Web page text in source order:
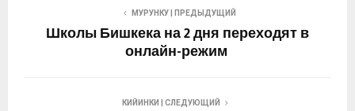
МУРУНКУ | ПРЕДЫДУЩИЙ
Школы Бишкека на 2 дня переходят в
онлайн-режим
КИЙИНКИ | СЛЕДУЮЩИЙ